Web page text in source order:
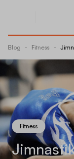
Blog - Fitness -
Fitness